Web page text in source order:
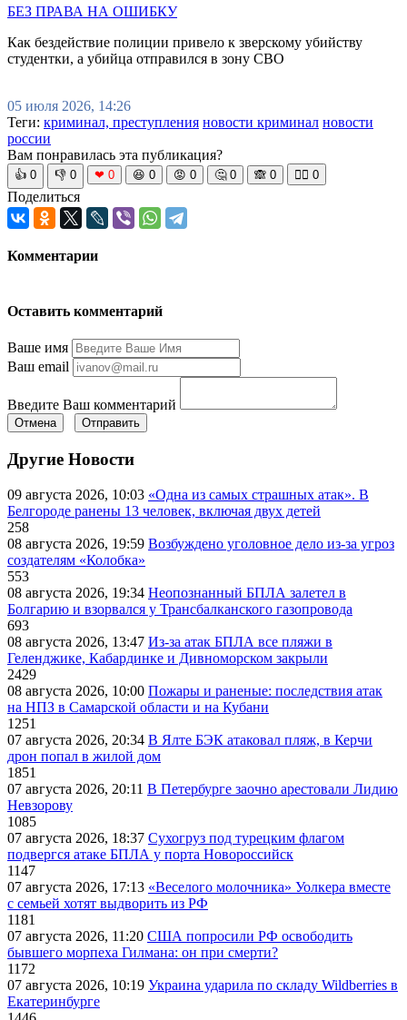
БЕЗ ПРАВА НА ОШИБКУ
Как бездействие полиции привело к зверскому убийству
студентки, а убийца отправился в зону СВО
05 июля 2026, 14:26
Теги: криминал, преступления новости криминал новости
россии
Вам понравилась эта публикация?
👍 0 👎 0 ❤ 0 😆 0 😡 0 🤔 0 🙈 0 🧘‍♀️ 0
Поделиться
Комментарии
Оставить комментарий
Ваше имя
Ваш email
Введите Ваш комментарий
Отмена Отправить
Другие Новости
09 августа 2026, 10:03 «Одна из самых страшных атак». В
Белгороде ранены 13 человек, включая двух детей
258
08 августа 2026, 19:59 Возбуждено уголовное дело из-за угроз
создателям «Колобка»
553
08 августа 2026, 19:34 Неопознанный БПЛА залетел в
Болгарию и взорвался у Трансбалканского газопровода
693
08 августа 2026, 13:47 Из-за атак БПЛА все пляжи в
Геленджике, Кабардинке и Дивноморском закрыли
2429
08 августа 2026, 10:00 Пожары и раненые: последствия атак
на НПЗ в Самарской области и на Кубани
1251
07 августа 2026, 20:34 В Ялте БЭК атаковал пляж, в Керчи
дрон попал в жилой дом
1851
07 августа 2026, 20:11 В Петербурге заочно арестовали Лидию
Невзорову
1085
07 августа 2026, 18:37 Сухогруз под турецким флагом
подвергся атаке БПЛА у порта Новороссийск
1147
07 августа 2026, 17:13 «Веселого молочника» Уолкера вместе
с семьей хотят выдворить из РФ
1181
07 августа 2026, 11:20 США попросили РФ освободить
бывшего морпеха Гилмана: он при смерти?
1172
07 августа 2026, 10:19 Украина ударила по складу Wildberries в
Екатеринбурге